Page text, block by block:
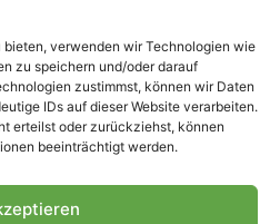
bieten, verwenden wir Technologien wie
zu speichern und/oder darauf
zustimmst, können wir Daten
IDs auf dieser Website verarbeiten.
erteilst oder zurückziehst, können
beeinträchtigt werden.